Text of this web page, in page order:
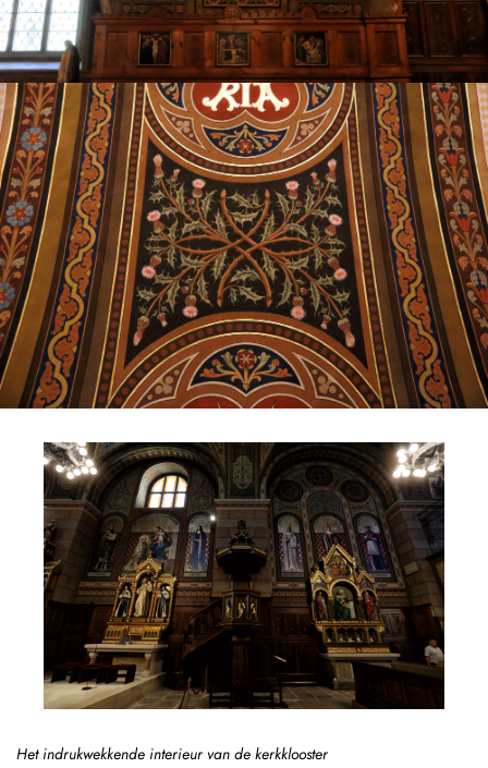
Het indrukwekkende interieur van de kerkklooster